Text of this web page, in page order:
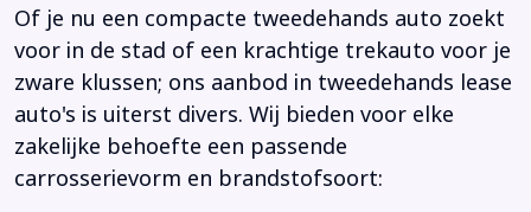
Of je nu een compacte tweedehands auto zoekt
voor in de stad of een krachtige trekauto voor je
zware klussen; ons aanbod in tweedehands lease
auto's is uiterst divers. Wij bieden voor elke
zakelijke behoefte een passende
carrosserievorm en brandstofsoort: